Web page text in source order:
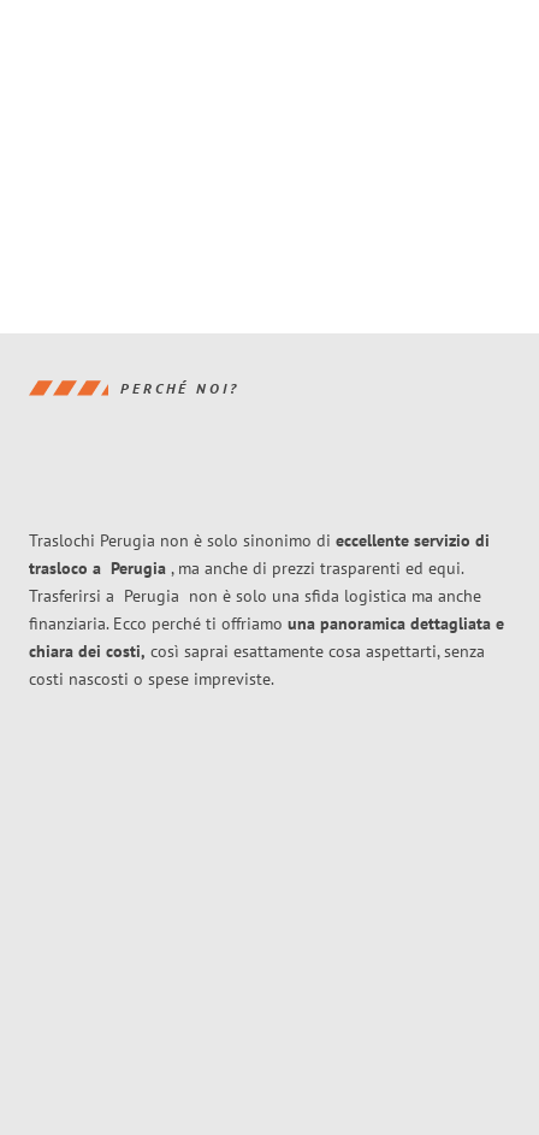
PERCHÉ NOI?
Traslochi Perugia non è solo sinonimo di eccellente servizio di
trasloco a Perugia , ma anche di prezzi trasparenti ed equi.
Trasferirsi a Perugia non è solo una sfida logistica ma anche
finanziaria. Ecco perché ti offriamo una panoramica dettagliata e
chiara dei costi, così saprai esattamente cosa aspettarti, senza
costi nascosti o spese impreviste.